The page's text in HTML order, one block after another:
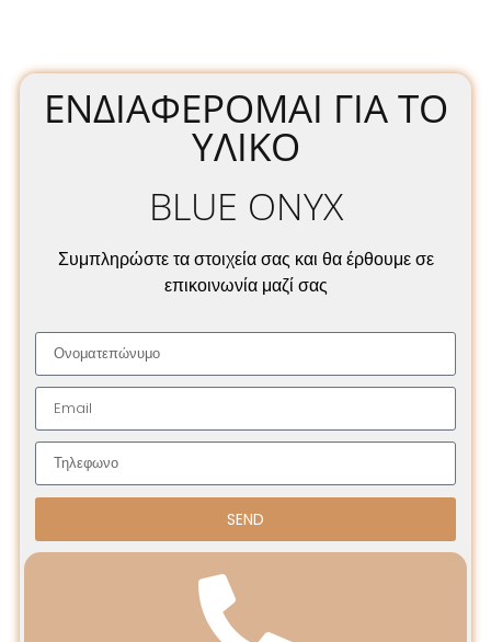
ΕΝΔΙΑΦΈΡΟΜΑΙ ΓΙΑ ΤΟ
ΥΛΙΚΌ
BLUE ONYX
Συμπληρώστε τα στοιχεία σας και θα έρθουμε σε
επικοινωνία μαζί σας
SEND